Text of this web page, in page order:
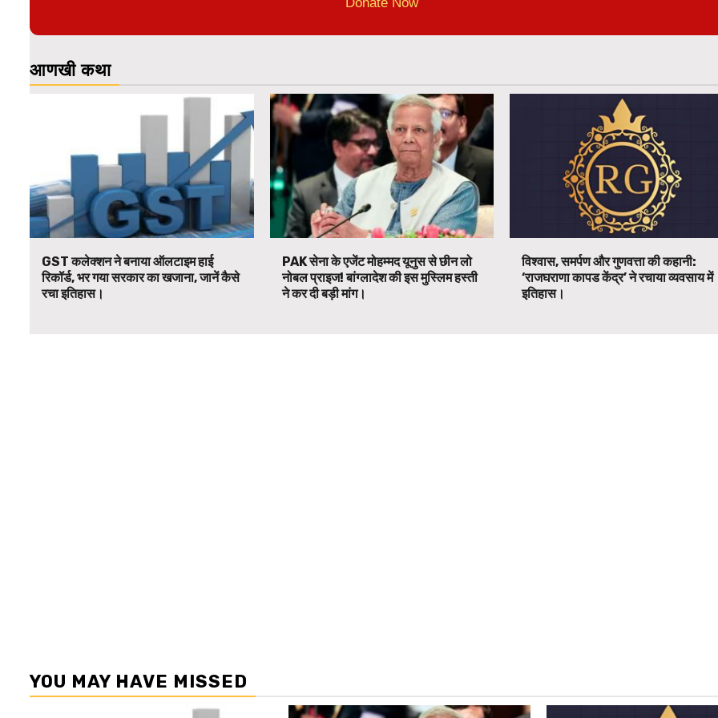
आणखी कथा
GST कलेक्शन ने बनाया ऑलटाइम हाई
रिकॉर्ड, भर गया सरकार का खजाना, जानें कैसे
रचा इतिहास।
PAK सेना के एजेंट मोहम्मद यूनुस से छीन लो
नोबल प्राइज! बांग्लादेश की इस मुस्लिम हस्ती
ने कर दी बड़ी मांग।
विश्वास, समर्पण और गुणवत्ता की कहानी:
‘राजघराणा कापड केंद्र’ ने रचाया व्यवसाय में
इतिहास।
YOU MAY HAVE MISSED